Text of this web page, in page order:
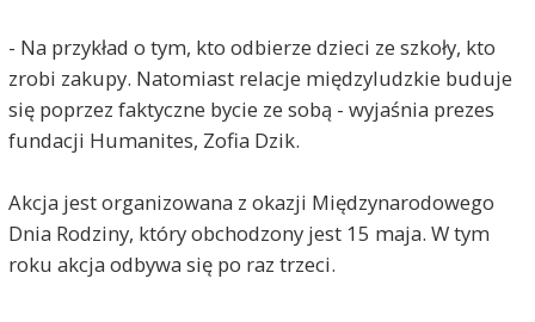
- Na przykład o tym, kto odbierze dzieci ze szkoły, kto
zrobi zakupy. Natomiast relacje międzyludzkie buduje
się poprzez faktyczne bycie ze sobą - wyjaśnia prezes
fundacji Humanites, Zofia Dzik.
Akcja jest organizowana z okazji Międzynarodowego
Dnia Rodziny, który obchodzony jest 15 maja. W tym
roku akcja odbywa się po raz trzeci.